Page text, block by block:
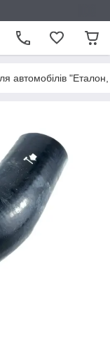
автомобілів